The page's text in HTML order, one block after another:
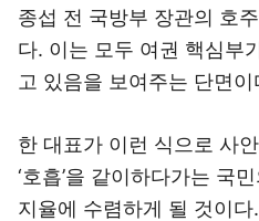
종섭 전 국방부 장관의 호
다. 이는 모두 여권 핵심부
고 있음을 보여주는 단면이
한 대표가 이런 식으로 사
‘호흡’을 같이하다가는 국
지율에 수렴하게 될 것이